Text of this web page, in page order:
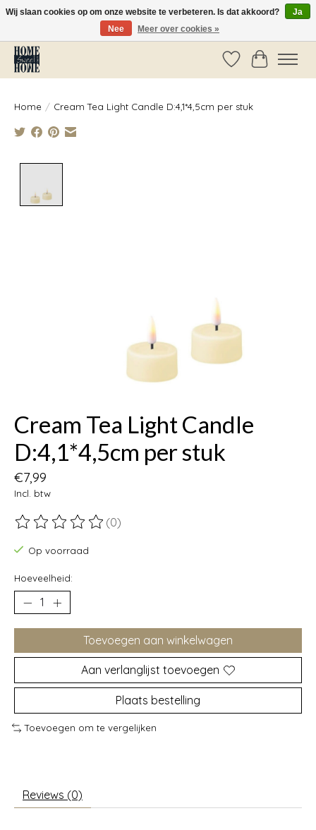
Vóór 14:00 besteld, dezelfde dag verzonden!
Verlanglijst
Home / Cream Tea Light Candle D:4,1*4,5cm per stuk
Cream Tea Light Candle
D:4,1*4,5cm per stuk
€7,99
Incl. btw
De beoordeling van dit product is
(0)
Op voorraad
Hoeveelheid:
Toevoegen aan winkelwagen
Aan verlanglijst toevoegen
Plaats bestelling
Toevoegen om te vergelijken
Reviews (0)
Wij slaan cookies op om onze website te verbeteren. Is dat akkoord?
Ja
Nee
Meer over cookies »